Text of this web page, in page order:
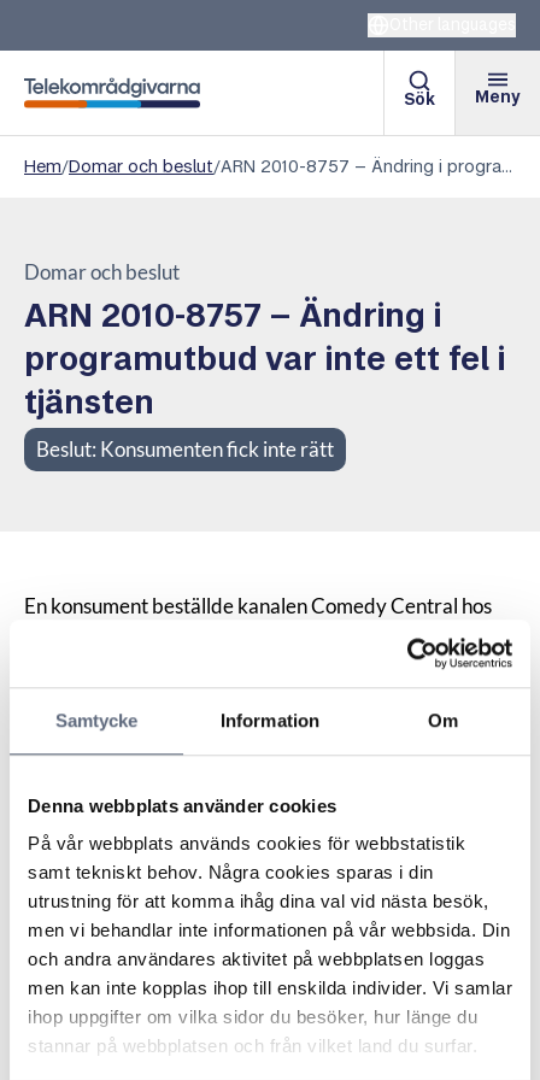
Samtycke Information Om
Denna webbplats använder cookies
På vår webbplats används cookies för webbstatistik
samt tekniskt behov. Några cookies sparas i din
utrustning för att komma ihåg dina val vid nästa besök,
men vi behandlar inte informationen på vår webbsida. Din
och andra användares aktivitet på webbplatsen loggas
men kan inte kopplas ihop till enskilda individer. Vi samlar
ihop uppgifter om vilka sidor du besöker, hur länge du
stannar på webbplatsen och från vilket land du surfar.
Telekområdgivarna
Sök Meny
Hem/Domar och beslut/ ARN 2010-8757 – Ändring i programutbud var inte ett fel i tjänsten
Domar och beslut
ARN 2010-8757 – Ändring i
programutbud var inte ett fel i
tjänsten
Beslut: Konsumenten fick inte rätt
En konsument beställde kanalen Comedy Central hos
en operatör. Konsumenten menade att han beställde
denna kanal för att kunna se The Daily Show.
Programmet togs dock bort och konsumenten hade en
månads uppsägningstid för kanalen. Konsumenten
begärde prisavdrag för den tid han hade betalat för
tänkt.
ARN menade att konsumenten inte hade bevisat att
parterna hade avtalat om att det programutbud
Comedy Central tillhandahöll skulle vara detsamma
under hela avtalsperioden. Konsumenten ansågs inte
heller ha bevisat att operatören, när avtalet tecknades,
kände till att det var en förutsättning att ett visst tv-
program skulle ingå i programutbudet. Den
omständigheten att the Daily Show togs bort från